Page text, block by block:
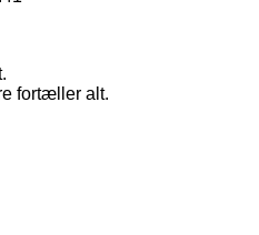
fortæller alt.